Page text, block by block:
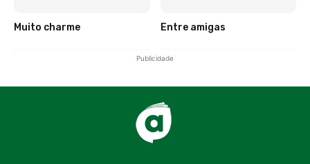
Muito charme Entre amigas
Publicidade